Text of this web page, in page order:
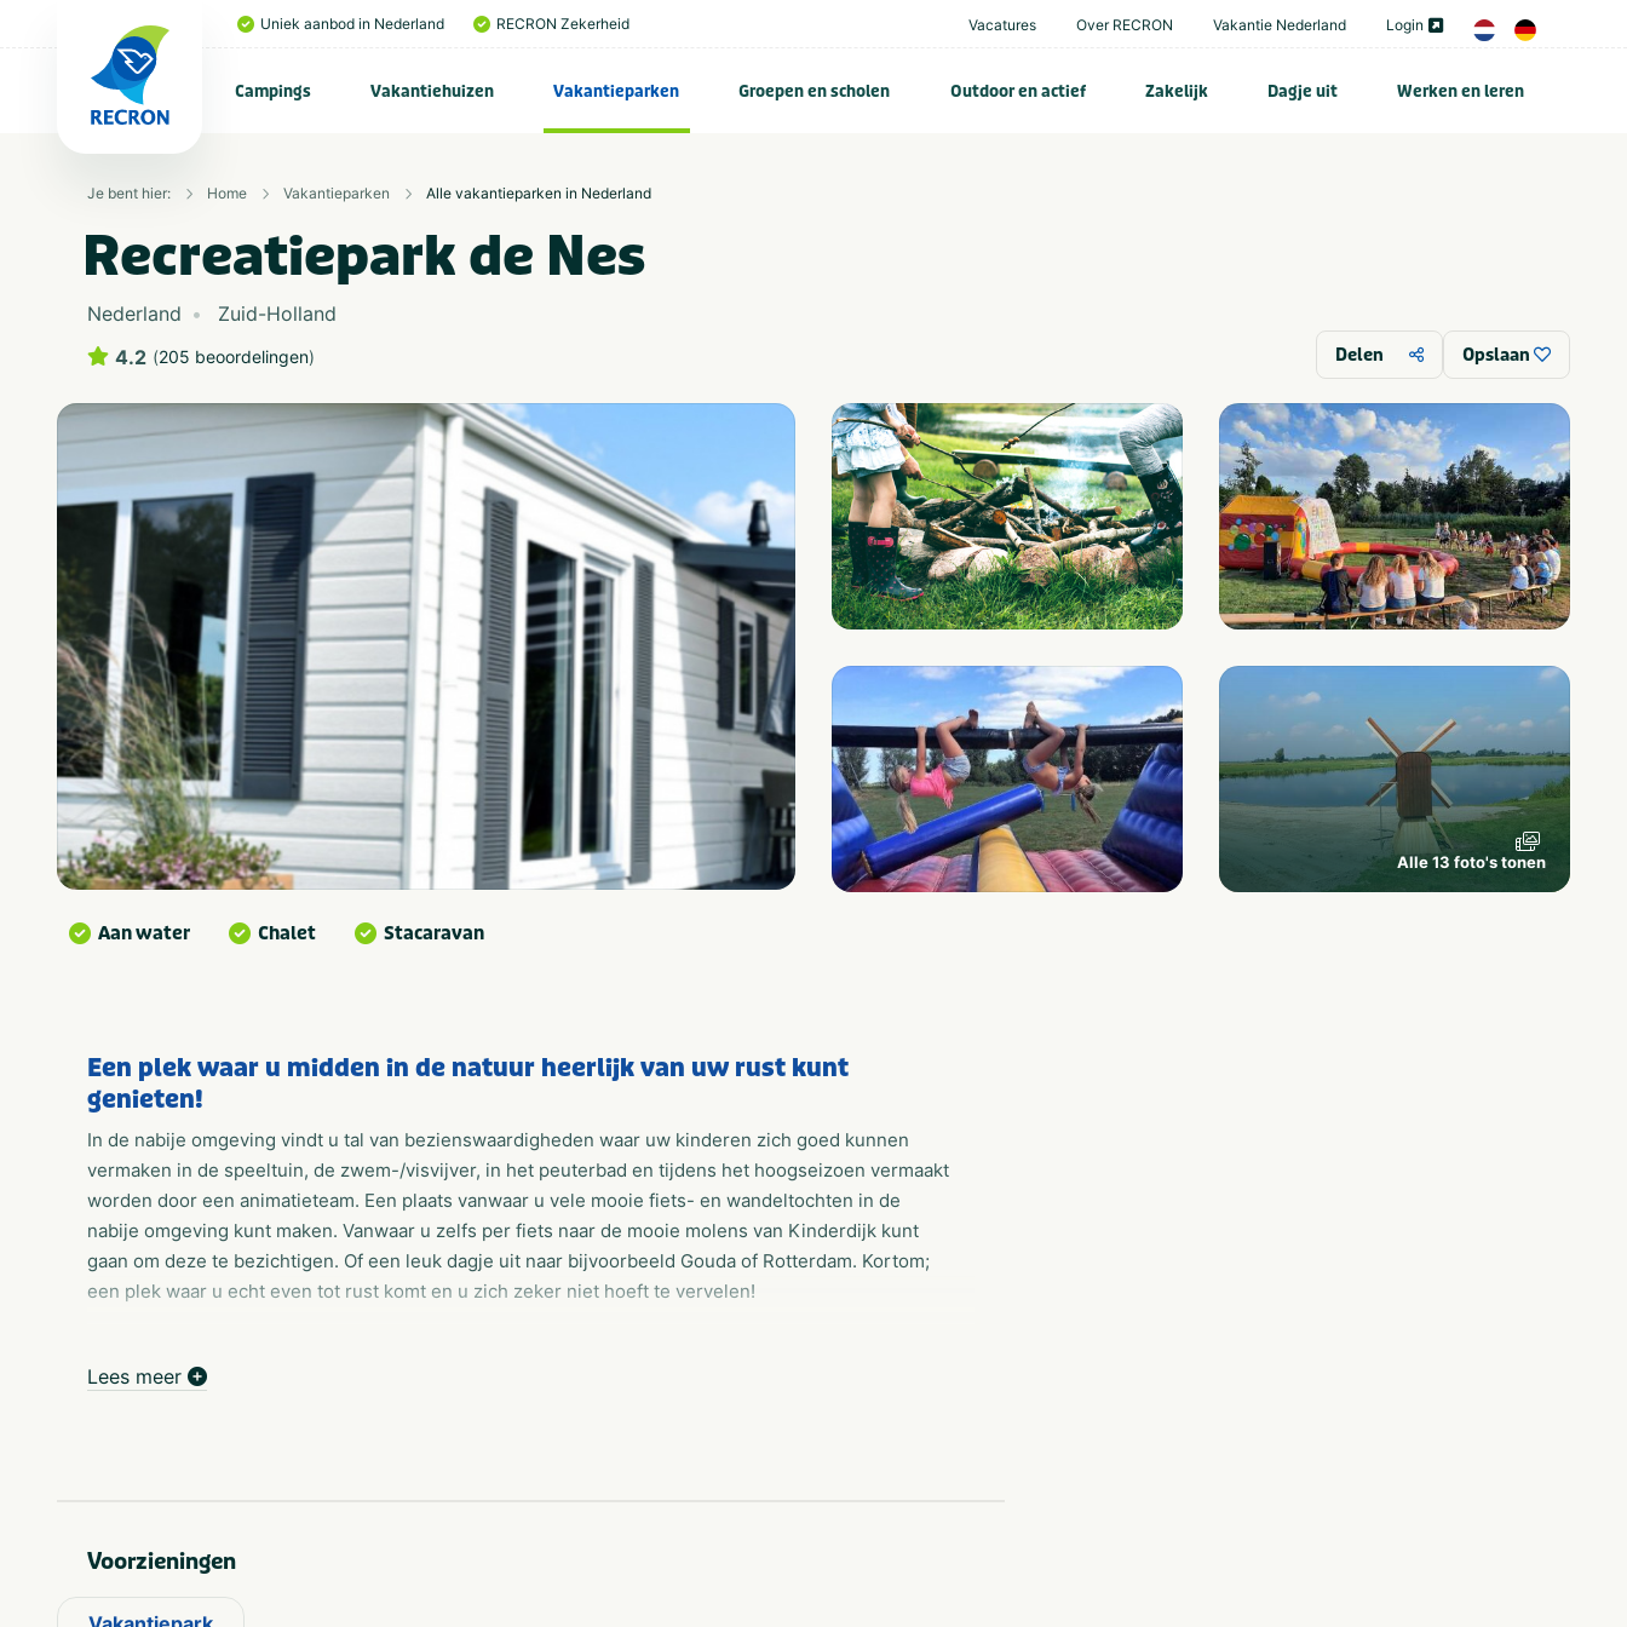
Uniek aanbod in Nederland RECRON Zekerheid Vacatures Over RECRON Vakantie Nederland Login
Campings Vakantiehuizen Vakantieparken Groepen en scholen Outdoor en actief Zakelijk Dagje uit Werken en leren
Je bent hier: Home Vakantieparken Alle vakantieparken in Nederland
Recreatiepark de Nes
Nederland
Zuid-Holland
4.2 (205 beoordelingen) Delen Opslaan
Alle 13 foto's tonen
Aan water Chalet Stacaravan
Een plek waar u midden in de natuur heerlijk van uw rust kunt
genieten!
In de nabije omgeving vindt u tal van bezienswaardigheden waar uw kinderen zich goed kunnen
vermaken in de speeltuin, de zwem-/visvijver, in het peuterbad en tijdens het hoogseizoen vermaakt
worden door een animatieteam. Een plaats vanwaar u vele mooie fiets- en wandeltochten in de
nabije omgeving kunt maken. Vanwaar u zelfs per fiets naar de mooie molens van Kinderdijk kunt
gaan om deze te bezichtigen. Of een leuk dagje uit naar bijvoorbeeld Gouda of Rotterdam. Kortom;
een plek waar u echt even tot rust komt en u zich zeker niet hoeft te vervelen!
De stacaravans staan op mooie ruime kavels en zijn standaard voorzien van 10 ampère electra-,
kinderen zich goed op het terrein vermaken in de speeltuin, de zwem-/visvijver en in het
Lees meer
Voorzieningen